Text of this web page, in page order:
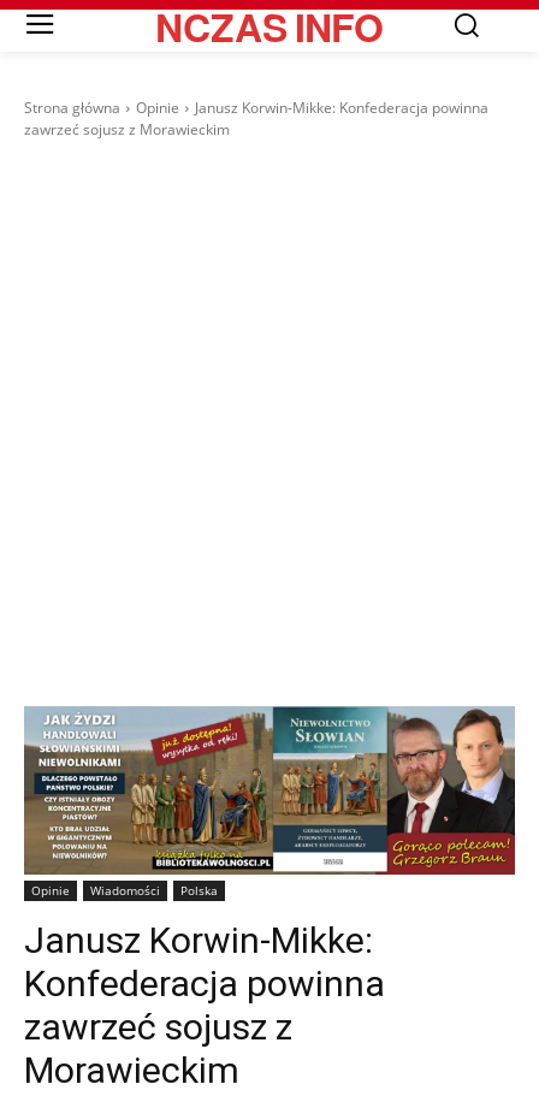
NCZASINFO
Strona główna Opinie
Janusz Korwin-Mikke: Konfederacja powinna
zawrzeć sojusz z Morawieckim
Opinie Wiadomości Polska
Janusz Korwin-Mikke:
Konfederacja powinna
zawrzeć sojusz z
Morawieckim